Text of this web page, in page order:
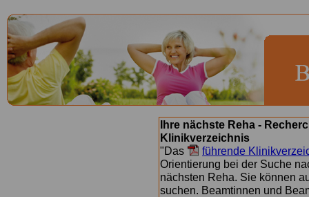
Ihre nächste Reha -
Klinikverzeichnis
"Das
führende
Orientierung bei der Suche
nächsten Reha. Sie können
suchen. Beamtinnen und